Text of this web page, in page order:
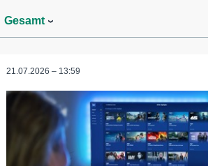
Gesamt
21.07.2026 – 13:59